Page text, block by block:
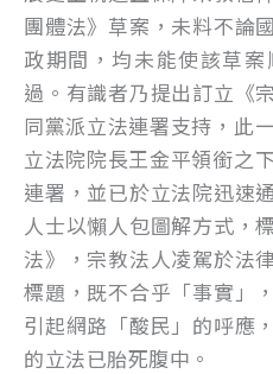
團體法》草案，未料不論
政期間，均未能使該草
過。有識者乃提出訂立《
同黨派立法連署支持，此
立法院院長王金平領銜之
連署，並已於立法院迅速
人士以懶人包圖解方式，
法》，宗教法人凌駕於法
標題，既不合乎「事實」
引起網路「酸民」的呼應
的立法已胎死腹中。